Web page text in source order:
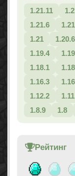
1.21.11
1.21.6
1.21
1.20.6
1.19.4
1.18.1
1.18
1.16.3
1.12.2
1.8.9
1.8
Рейтинг